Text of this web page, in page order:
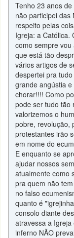
Tenho 23 anos
não participei das
respeito pelas
Igreja: a Católica.
como sempre
que está tão
vários artigos de
despertei pra
grande angústia
chorar!!!! Como
pode ser tudo tão
valorizemos o
pobre, revolução,
protestantes irão
em nome do
E enquanto se
ajudar nossos
atualmente como
pra quem não
no falso
quanto é
consolo diante
atravessa a
inferno NÃO